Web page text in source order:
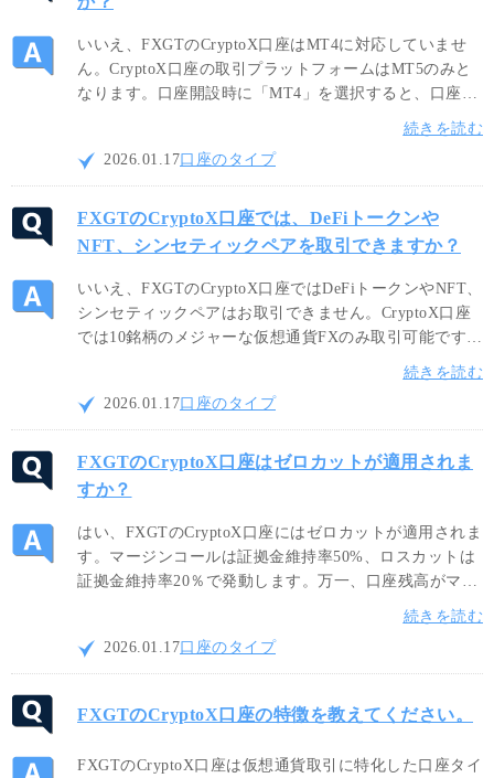
いいえ、FXGTのCryptoX口座はMT4に対応していませ
ん。CryptoX口座の取引プラットフォームはMT5のみと
なります。口座開設時に「MT4」を選択すると、口座タ
イプ選択の際にCryptoX口座が表示されませんのでご注
意ください。CryptoX口座をご希望の場合は「MT5」を
選択して口座開設してください。
続きを読む
2026.01.17口座のタイプ
FXGTのCryptoX口座では、DeFiトークンや
NFT、シンセティックペアを取引できますか？
いいえ、FXGTのCryptoX口座ではDeFiトークンやNFT、
シンセティックペアはお取引できません。CryptoX口座
では10銘柄のメジャーな仮想通貨FXのみ取引可能です。
多彩な仮想通貨CFDでの取引をご希望の場合は他口座を
ご利用ください。尚、TRX（トロン）の取り扱いがある
のはCryptoX口座のみとなります。
続きを読む
2026.01.17口座のタイプ
FXGTのCryptoX口座はゼロカットが適用されま
すか？
はい、FXGTのCryptoX口座にはゼロカットが適用されま
す。マージンコールは証拠金維持率50%、ロスカットは
証拠金維持率20％で発動します。万一、口座残高がマイ
ナスとなった場合でも、マイナス残高はゼロにリセット
され、追証（追加証拠金）は発生しないため、安心して
お取引頂けます。
続きを読む
2026.01.17口座のタイプ
FXGTのCryptoX口座の特徴を教えてください。
FXGTのCryptoX口座は仮想通貨取引に特化した口座タイ